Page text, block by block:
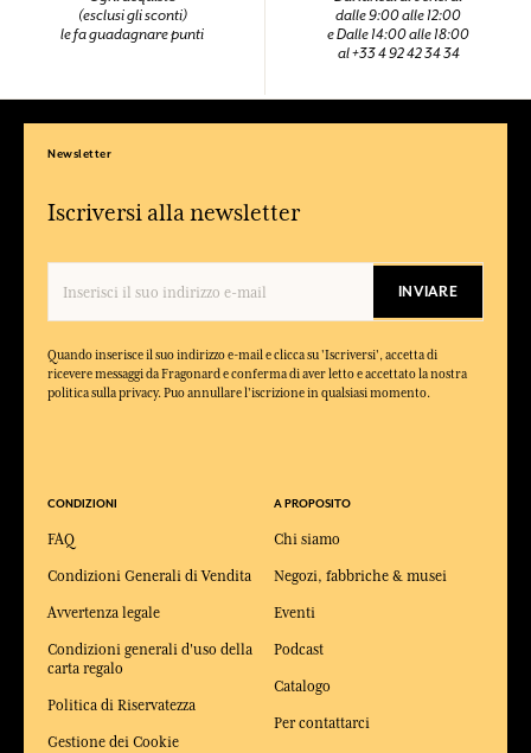
(esclusi gli sconti)
le fa guadagnare punti
dalle 9:00 alle 12:00
e Dalle 14:00 alle 18:00
al +33 4 92 42 34 34
Newsletter
Iscriversi alla newsletter
INVIARE
Quando inserisce il suo indirizzo e-mail e clicca su 'Iscriversi', accetta di
ricevere messaggi da Fragonard e conferma di aver letto e accettato la nostra
politica sulla privacy. Puo annullare l'iscrizione in qualsiasi momento.
CONDIZIONI
FAQ
Condizioni Generali di Vendita
Avvertenza legale
Condizioni generali d'uso della
carta regalo
Politica di Riservatezza
Gestione dei Cookie
A PROPOSITO
Chi siamo
Negozi, fabbriche & musei
Eventi
Podcast
Catalogo
Per contattarci